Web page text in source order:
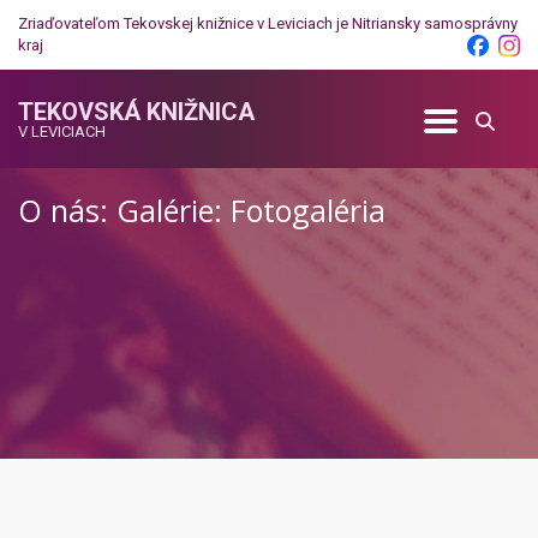
Zriaďovateľom Tekovskej knižnice v Leviciach je Nitriansky samosprávny
kraj
TEKOVSKÁ KNIŽNICA
V LEVICIACH
O nás: Galérie: Fotogaléria